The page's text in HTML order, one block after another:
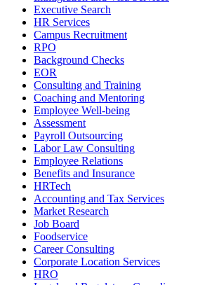
Executive Search
HR Services
Campus Recruitment
RPO
Background Checks
EOR
Consulting and Training
Coaching and Mentoring
Employee Well-being
Assessment
Payroll Outsourcing
Labor Law Consulting
Employee Relations
Benefits and Insurance
HRTech
Accounting and Tax Services
Market Research
Job Board
Foodservice
Career Consulting
Corporate Location Services
HRO